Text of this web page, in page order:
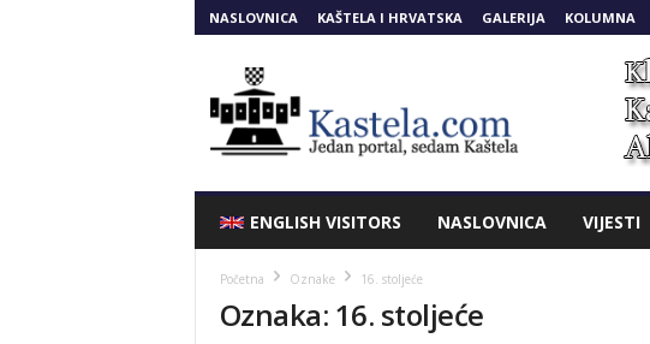
NASLOVNICA KAŠTELA I HRVATSKA GALERIJA KOLUMNA
ENGLISH VISITORS NASLOVNICA VIJESTI
Početna Oznake 16. stoljeće
Oznaka: 16. stoljeće